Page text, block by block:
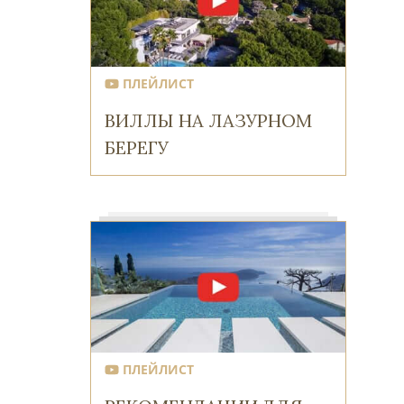
ПЛЕЙЛИСТ
ВИЛЛЫ НА ЛАЗУРНОМ
БЕРЕГУ
ПЛЕЙЛИСТ